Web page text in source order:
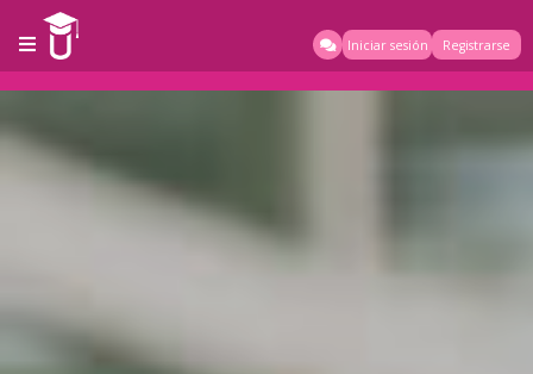
Iniciar sesión Registrarse